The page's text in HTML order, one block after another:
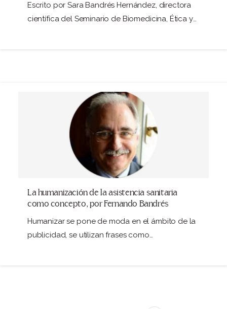
Escrito por Sara Bandrés Hernández, directora
científica del Seminario de Biomedicina, Ética y
La humanización de la asistencia sanitaria
como concepto, por Fernando Bandrés
Humanizar se pone de moda en el ámbito de la
publicidad, se utilizan frases como…